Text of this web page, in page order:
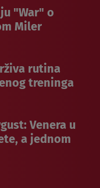
"War" o
Miler
rutina
treninga
Venera u
a jednom